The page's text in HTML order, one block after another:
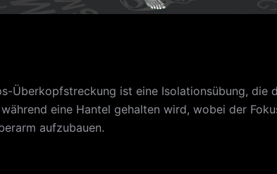
Überkopfstreckung ist eine Isolationsübung,
eine Hantel gehalten wird, wobei der
aufzubauen.